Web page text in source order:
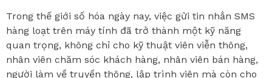
Trong thế giới số hóa ngày nay, việc gửi tin nhắn SMS
hàng loạt trên máy tính đã trở thành một kỹ năng
quan trọng, không chỉ cho kỹ thuật viên viễn thông,
nhân viên chăm sóc khách hàng, nhân viên bán hàng,
người làm về truyền thông, lập trình viên mà còn cho